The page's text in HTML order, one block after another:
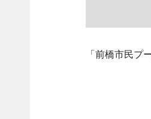
「前橋市民プ